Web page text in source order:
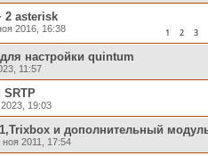
2 asterisk
2016, 16:38 1 2 3
настройки quintum
11:57
SRTP
19:03
и дополнительный
ноя 2011, 17:54